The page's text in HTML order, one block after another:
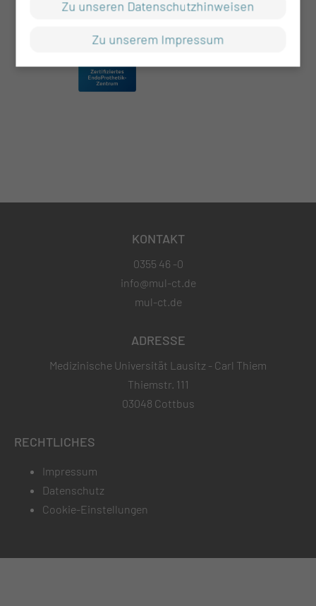
KONTAKT
0355 46 -0
info@mul-ct.de
mul-ct.de
ADRESSE
Medizinische Universität Lausitz - Carl Thiem
Thiemstr. 111
03048 Cottbus
RECHTLICHES
Impressum
Datenschutz
Cookie-Einstellungen
Zu unseren Datenschutzhinweisen
Zu unserem Impressum